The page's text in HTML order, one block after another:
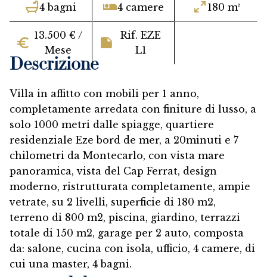
4 bagni 4 camere 180 m²
13.500 € /
Mese
Rif. EZE
L1
Descrizione
Villa in affitto con mobili per 1 anno,
completamente arredata con finiture di lusso, a
solo 1000 metri dalle spiagge, quartiere
residenziale Eze bord de mer, a 20minuti e 7
chilometri da Montecarlo, con vista mare
panoramica, vista del Cap Ferrat, design
moderno, ristrutturata completamente, ampie
vetrate, su 2 livelli, superficie di 180 m2,
terreno di 800 m2, piscina, giardino, terrazzi
totale di 150 m2, garage per 2 auto, composta
da: salone, cucina con isola, ufficio, 4 camere, di
cui una master, 4 bagni.